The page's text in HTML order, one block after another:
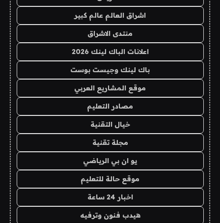
اشراق العالم عالم كبير
منتدى الاشراق
اعلانات الباك لينك 2026
باك لينك وجيست بوست
موقع المشاريع العربي
مصادر التعليم
خيال التقنية
مجلة تقنية
يو ان بي الرياضي
موقع حالة للتعليم
اخبار 24 ساعة
هيدب فنون وترفيه